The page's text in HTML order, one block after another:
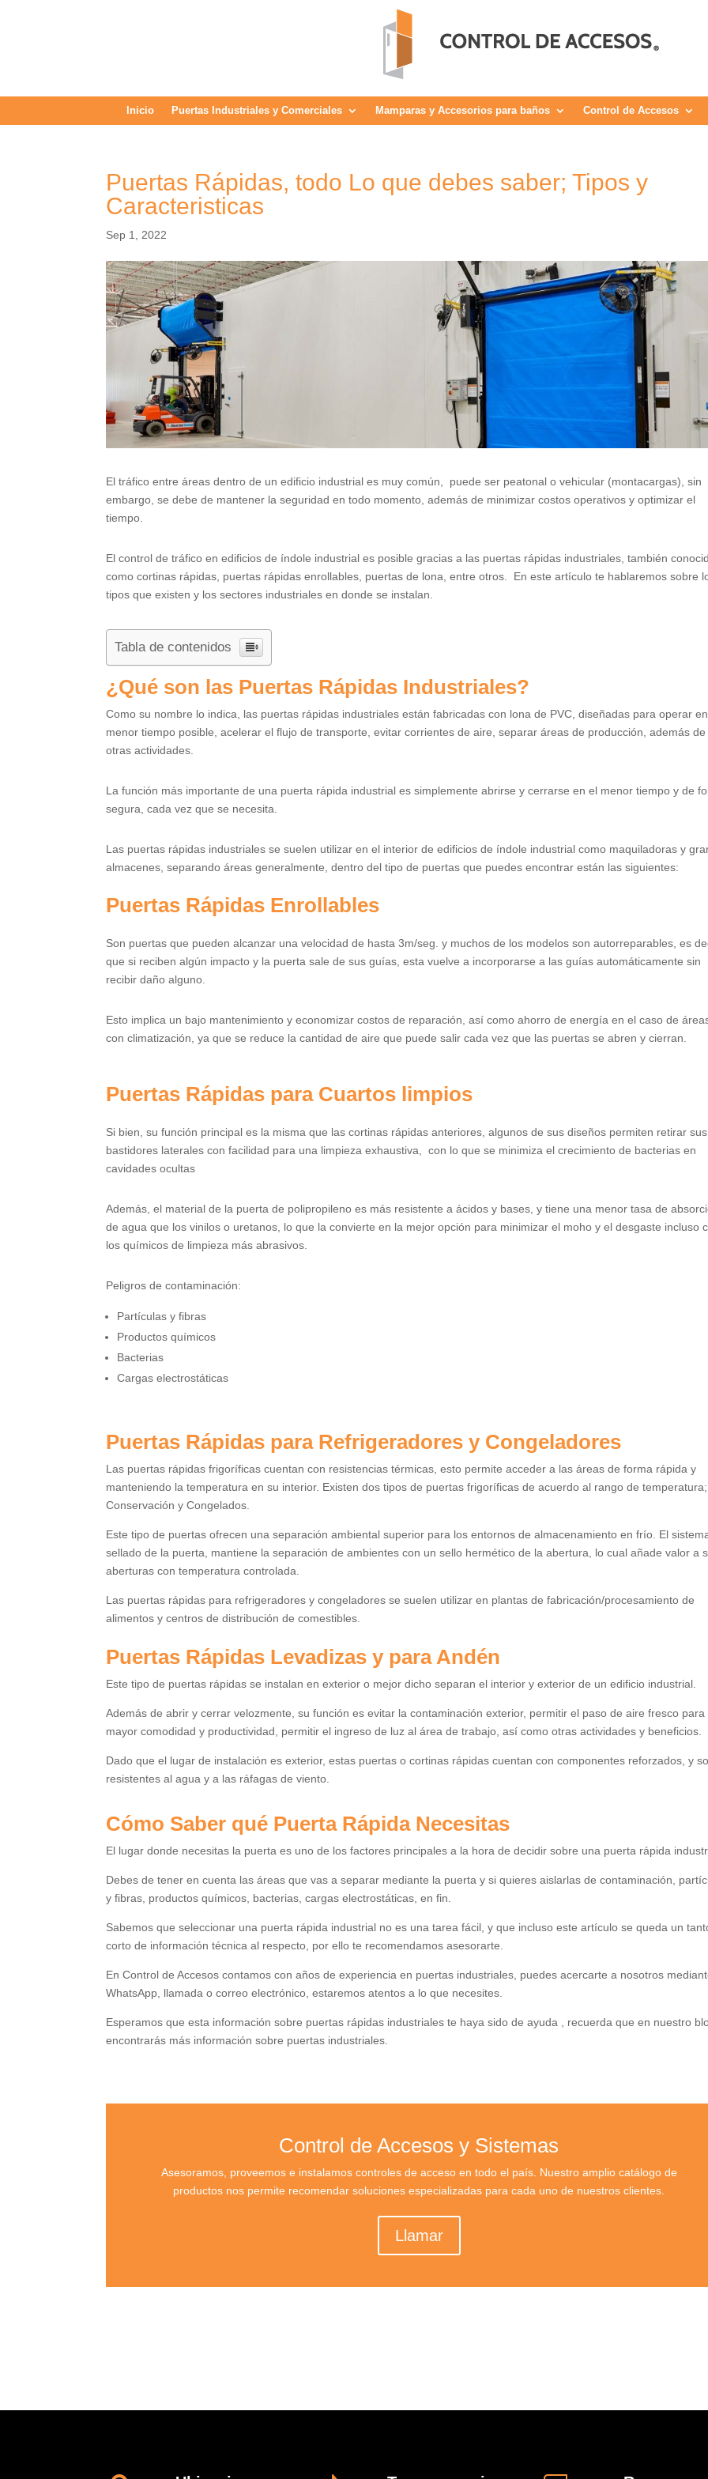
Inicio Puertas Industriales y Comerciales Mamparas y Accesorios para baños Control de Accesos
Puertas Rápidas, todo Lo que debes saber; Tipos y
Caracteristicas
Sep 1, 2022
El tráfico entre áreas dentro de un edificio industrial es muy común, puede ser peatonal o vehicular (montacargas), sin
embargo, se debe de mantener la seguridad en todo momento, además de minimizar costos operativos y optimizar el
tiempo.
El control de tráfico en edificios de índole industrial es posible gracias a las puertas rápidas industriales, también
como cortinas rápidas, puertas rápidas enrollables, puertas de lona, entre otros. En este artículo te hablaremos sobre
tipos que existen y los sectores industriales en donde se instalan.
Tabla de contenidos
¿Qué son las Puertas Rápidas Industriales?
Como su nombre lo indica, las puertas rápidas industriales están fabricadas con lona de PVC, diseñadas para operar
menor tiempo posible, acelerar el flujo de transporte, evitar corrientes de aire, separar áreas de producción, además de
otras actividades.
La función más importante de una puerta rápida industrial es simplemente abrirse y cerrarse en el menor tiempo y de
segura, cada vez que se necesita.
Las puertas rápidas industriales se suelen utilizar en el interior de edificios de índole industrial como maquiladoras y
almacenes, separando áreas generalmente, dentro del tipo de puertas que puedes encontrar están las siguientes:
Puertas Rápidas Enrollables
Son puertas que pueden alcanzar una velocidad de hasta 3m/seg. y muchos de los modelos son autorreparables, es
que si reciben algún impacto y la puerta sale de sus guías, esta vuelve a incorporarse a las guías automáticamente sin
recibir daño alguno.
Esto implica un bajo mantenimiento y economizar costos de reparación, así como ahorro de energía en el caso de
con climatización, ya que se reduce la cantidad de aire que puede salir cada vez que las puertas se abren y cierran.
Puertas Rápidas para Cuartos limpios
Si bien, su función principal es la misma que las cortinas rápidas anteriores, algunos de sus diseños permiten retirar sus
bastidores laterales con facilidad para una limpieza exhaustiva, con lo que se minimiza el crecimiento de bacterias en
cavidades ocultas
Además, el material de la puerta de polipropileno es más resistente a ácidos y bases, y tiene una menor tasa de
de agua que los vinilos o uretanos, lo que la convierte en la mejor opción para minimizar el moho y el desgaste incluso
los químicos de limpieza más abrasivos.
Peligros de contaminación:
Partículas y fibras
Productos químicos
Bacterias
Cargas electrostáticas
Puertas Rápidas para Refrigeradores y Congeladores
Las puertas rápidas frigoríficas cuentan con resistencias térmicas, esto permite acceder a las áreas de forma rápida y
manteniendo la temperatura en su interior. Existen dos tipos de puertas frigoríficas de acuerdo al rango de temperatura;
Conservación y Congelados.
Este tipo de puertas ofrecen una separación ambiental superior para los entornos de almacenamiento en frío. El
sellado de la puerta, mantiene la separación de ambientes con un sello hermético de la abertura, lo cual añade valor a
aberturas con temperatura controlada.
Las puertas rápidas para refrigeradores y congeladores se suelen utilizar en plantas de fabricación/procesamiento de
alimentos y centros de distribución de comestibles.
Puertas Rápidas Levadizas y para Andén
Este tipo de puertas rápidas se instalan en exterior o mejor dicho separan el interior y exterior de un edificio industrial.
Además de abrir y cerrar velozmente, su función es evitar la contaminación exterior, permitir el paso de aire fresco para
mayor comodidad y productividad, permitir el ingreso de luz al área de trabajo, así como otras actividades y beneficios.
Dado que el lugar de instalación es exterior, estas puertas o cortinas rápidas cuentan con componentes reforzados, y
resistentes al agua y a las ráfagas de viento.
Cómo Saber qué Puerta Rápida Necesitas
El lugar donde necesitas la puerta es uno de los factores principales a la hora de decidir sobre una puerta rápida
Debes de tener en cuenta las áreas que vas a separar mediante la puerta y si quieres aislarlas de contaminación,
y fibras, productos químicos, bacterias, cargas electrostáticas, en fin.
Sabemos que seleccionar una puerta rápida industrial no es una tarea fácil, y que incluso este artículo se queda un
corto de información técnica al respecto, por ello te recomendamos asesorarte.
En Control de Accesos contamos con años de experiencia en puertas industriales, puedes acercarte a nosotros
WhatsApp, llamada o correo electrónico, estaremos atentos a lo que necesites.
Esperamos que esta información sobre puertas rápidas industriales te haya sido de ayuda , recuerda que en nuestro
encontrarás más información sobre puertas industriales.
Control de Accesos y Sistemas
Asesoramos, proveemos e instalamos controles de acceso en todo el país. Nuestro amplio catálogo de
productos nos permite recomendar soluciones especializadas para cada uno de nuestros clientes.
Llamar